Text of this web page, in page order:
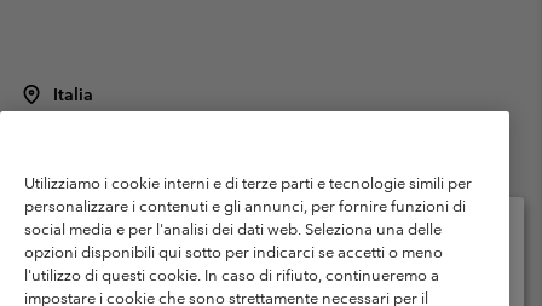
Italia
Termini di utilizzo
Condizioni Generali di Venditaa
Garanzia
Politica sulla privacy
Termini e condizioni del programma di membership
Condizioni di utilizzo dei contenuti generati dagli utenti
Impressum
Utilizziamo i cookie interni e di terze parti e tecnologie simili per
personalizzare i contenuti e gli annunci, per fornire funzioni di
social media e per l'analisi dei dati web. Seleziona una delle
opzioni disponibili qui sotto per indicarci se accetti o meno
l'utilizzo di questi cookie. In caso di rifiuto, continueremo a
impostare i cookie che sono strettamente necessari per il
Seleziona il paese di spedizione e la lingua